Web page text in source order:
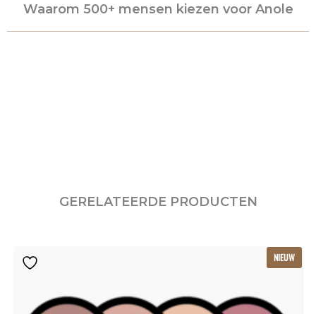
Waarom 500+ mensen kiezen voor Anole
GERELATEERDE PRODUCTEN
NIEUW